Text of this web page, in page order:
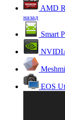
AMD
назад
Smart
EOS